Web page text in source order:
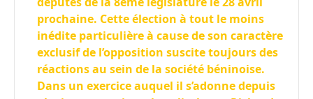
prochaine. Cette élection à tout le moins
inédite particulière à cause de son caractère
exclusif de l’opposition suscite toujours des
réactions au sein de la société béninoise.
Dans un exercice auquel il s’adonne depuis